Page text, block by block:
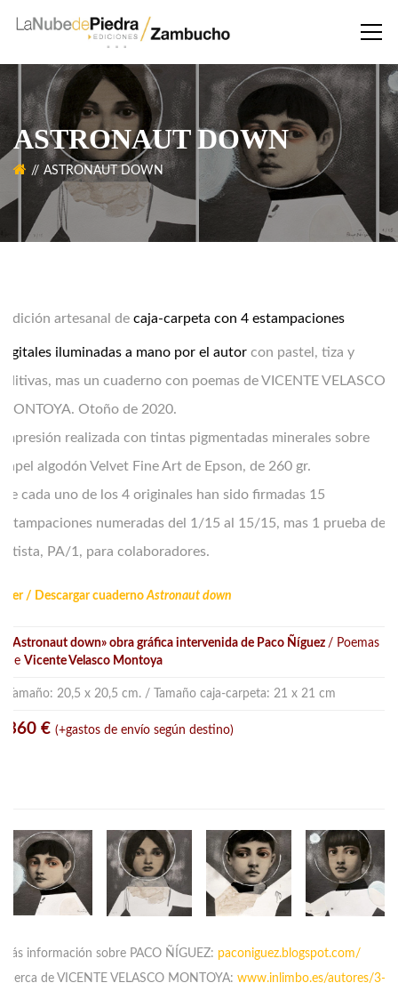
ASTRONAUT DOWN
ASTRONAUT DOWN
dición artesanal de caja-carpeta con 4 estampaciones
digitales iluminadas a mano por el autor con pastel, tiza y
aditivas, mas un cuaderno con poemas de VICENTE VELASCO
MONTOYA. Otoño de 2020.
Impresión realizada con tintas pigmentadas minerales sobre
papel algodón Velvet Fine Art de Epson, de 260 gr.
De cada uno de los 4 originales han sido firmadas 15
estampaciones numeradas del 1/15 al 15/15, mas 1 prueba de
artista, PA/1, para colaboradores.
Leer / Descargar cuadernoAstronaut down
«Astronaut down» obra gráfica intervenida de Paco Ñíguez / Poemas
de Vicente Velasco Montoya
Tamaño: 20,5 x 20,5 cm. / Tamaño caja-carpeta: 21 x 21 cm
360 € (+gastos de envío según destino)
Más información sobre PACO ÑÍGUEZ: paconiguez.blogspot.com/
Acerca de VICENTE VELASCO MONTOYA: www.inlimbo.es/autores/3-